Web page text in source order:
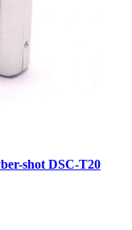
shot DSC-T20